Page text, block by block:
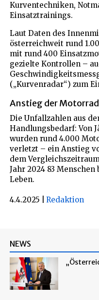
Kurventechniken,
Einsatztrainings.
Laut Daten des
österreichweit rund
mit rund 400
gezielte Kontrollen –
(„Kurvenradar“) zum
Anstieg der
Die Unfallzahlen aus
Handlungsbedarf: Von
wurden rund 4.000
verletzt – ein Anstieg
dem
Jahr 2024 83
Leben.
4.4.2025 Redaktion
NEWS